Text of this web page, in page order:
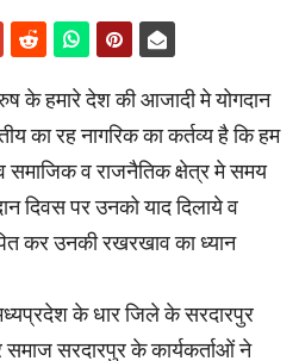
के हमारे देश की आजादी मे योगदान
का रह नागरिक का कर्तव्य है कि हम
समाजिक व राजनैतिक क्षेत्र मे समय
दिवस पर उनको याद दिलाये व
कर उनकी रखरखाव का ध्यान
के धार जिले के सरदारपुर
सरदारपुर के कार्यकर्ताओं ने